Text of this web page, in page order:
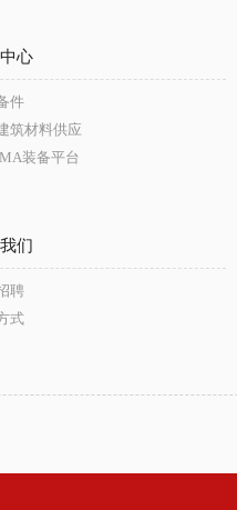
心
件
筑材料供应
装备平台
们
聘
式